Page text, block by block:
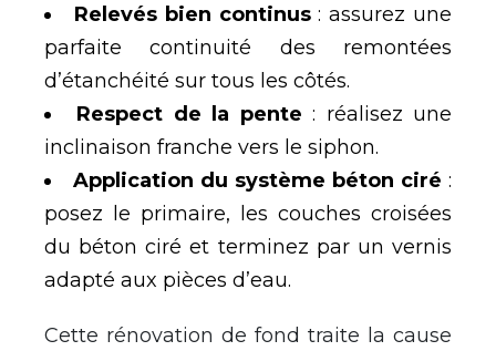
Relevés bien continus: assurez une
parfaite continuité des remontées
d’étanchéité sur tous les côtés.
Respect de la pente : réalisez une
inclinaison franche vers le siphon.
Application du système béton ciré :
posez le primaire, les couches croisées
du béton ciré et terminez par un vernis
adapté aux pièces d’eau.
Cette rénovation de fond traite la cause